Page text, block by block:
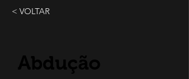
< VOLTAR
Abdução